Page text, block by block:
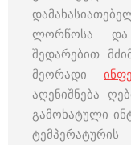
ლორწოსა
შედარებით
მეორადი
აღენიშნება
გამოხატული